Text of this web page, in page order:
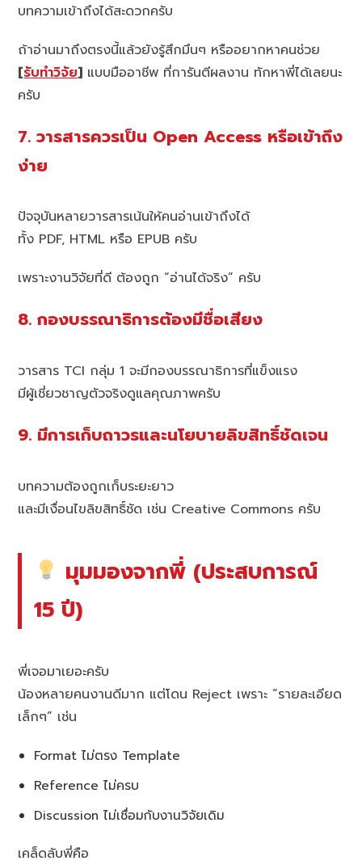
บทความเข้าถึงได้สะดวกครับ
ถ้าอ่านมาถึงตรงนี้แล้วยังรู้สึกมึนๆ หรืออยากหาคนช่วย
[รับทำวิจัย] แบบมืออาชีพ ที่การันตีผลงาน ทักหาพี่ได้เลยนะ
ครับ
7. วารสารควรเป็น Open Access หรือเข้าถึง
ง่าย
ปัจจุบันหลายวารสารเน้นให้คนอ่านเข้าถึงได้
ทั้ง PDF, HTML หรือ EPUB ครับ
เพราะงานวิจัยที่ดี ต้องถูก “อ่านได้จริง” ครับ
8. กองบรรณาธิการต้องมีชื่อเสียง
วารสาร TCI กลุ่ม 1 จะมีกองบรรณาธิการที่แข็งแรง
มีผู้เชี่ยวชาญตัวจริงดูแลคุณภาพครับ
9. มีการเก็บถาวรและนโยบายลิขสิทธิ์ชัดเจน
บทความต้องถูกเก็บระยะยาว
และมีเงื่อนไขลิขสิทธิ์ชัด เช่น Creative Commons ครับ
มุมมองจากพี่ (ประสบการณ์
15 ปี)
พี่เจอมาเยอะครับ
น้องหลายคนงานดีมาก แต่โดน Reject เพราะ “รายละเอียด
เล็กๆ” เช่น
Format ไม่ตรง Template
Reference ไม่ครบ
Discussion ไม่เชื่อมกับงานวิจัยเดิม
เคล็ดลับพี่คือ